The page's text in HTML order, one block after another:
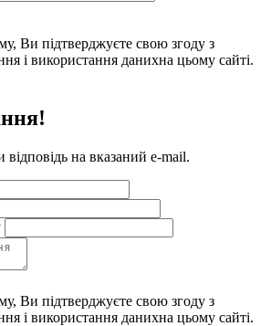
Ви підтверджуєте свою згоду з
і використання данихна цьому сайті.
на вказаний e-mail.
Ви підтверджуєте свою згоду з
і використання данихна цьому сайті.